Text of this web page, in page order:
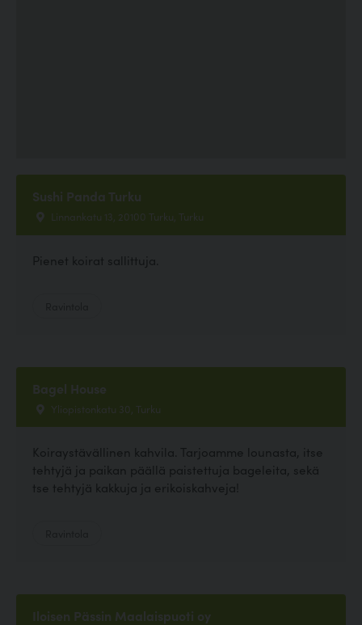
Sushi Panda Turku
Linnankatu 13, 20100 Turku, Turku
Pienet koirat sallittuja.
Bagel House
Yliopistonkatu 30, Turku
Koiraystävällinen kahvila. Tarjoamme lounasta, itse
tehtyjä ja paikan päällä paistettuja bageleita, sekä
tse tehtyjä kakkuja ja erikoiskahveja!
Iloisen Pässin Maalaispuoti oy